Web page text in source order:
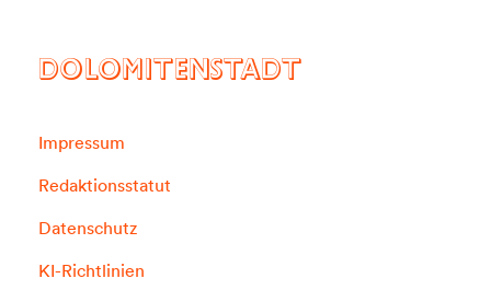
DOLOMITENSTADT
Impressum
Redaktionsstatut
Datenschutz
KI-Richtlinien